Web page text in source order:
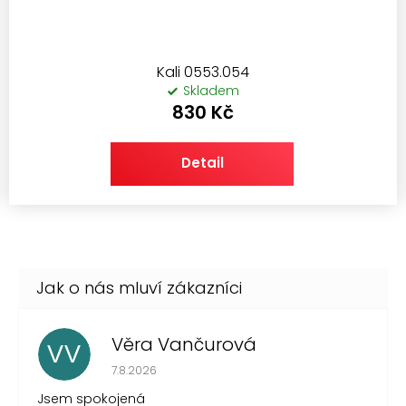
Kali 0553.054
Skladem
830 Kč
Detail
VV Věra Vančurová
Hodnocení obchodu je 5 z 5 hvězdiček.
7.8.2026
Jsem spokojená